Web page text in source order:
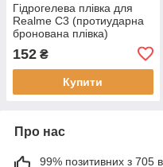
Гідрогелева плівка для
Realme C3 (протиударна
бронована плівка)
152 ₴
Купити
Про нас
99% позитивних з 705